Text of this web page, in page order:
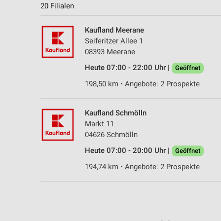
20 Filialen
Kaufland Meerane
Seiferitzer Allee 1
08393 Meerane
Heute 07:00 - 22:00 Uhr |
Geöffnet
198,50 km • Angebote: 2 Prospekte
Kaufland Schmölln
Markt 11
04626 Schmölln
Heute 07:00 - 20:00 Uhr |
Geöffnet
194,74 km • Angebote: 2 Prospekte